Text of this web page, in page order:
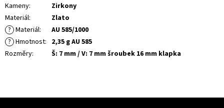
Kameny:
Zirkony
Materiál:
Zlato
? Materiál:
AU 585/1000
? Hmotnost: 2,35 g AU 585
Rozměry: Š: 7 mm / V: 7 mm šroubek 16 mm klapka